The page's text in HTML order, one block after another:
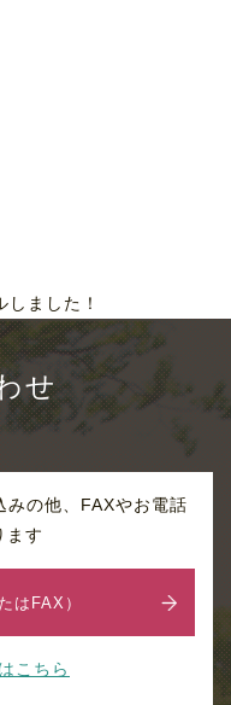
ました！
せ
みの他、FAXやお電話
ます
はFAX）
こちら